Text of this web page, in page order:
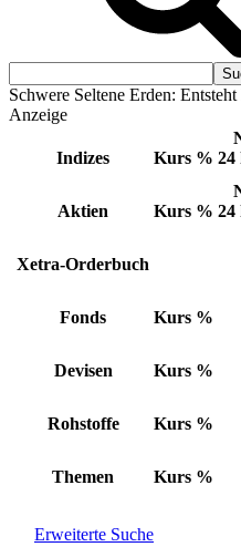
Schwere Seltene Erden:
Anzeige
Indizes Kurs % 24
Aktien Kurs % 24
Xetra-Orderbuch
Fonds Kurs %
Devisen Kurs %
Rohstoffe Kurs %
Themen Kurs %
Erweiterte Suche